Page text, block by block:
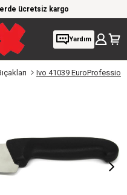
ücretsiz kargo
Yardım
Ivo 41039